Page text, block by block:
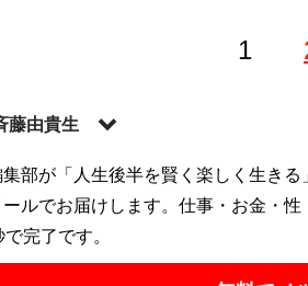
1
藤由貴生
まれ。日本初の腕時計投資家として、
医者という裕福な家庭に生まれる
業務を個人で請負い収入を得る。
腕時計投資を考案し、時計の売買で
部が「人生後半を賢く楽しく生き
ールでお届けします。仕事・お金・
完了です。